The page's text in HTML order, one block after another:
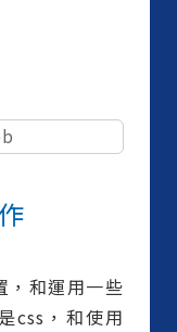
，和運用一些
css，和使用